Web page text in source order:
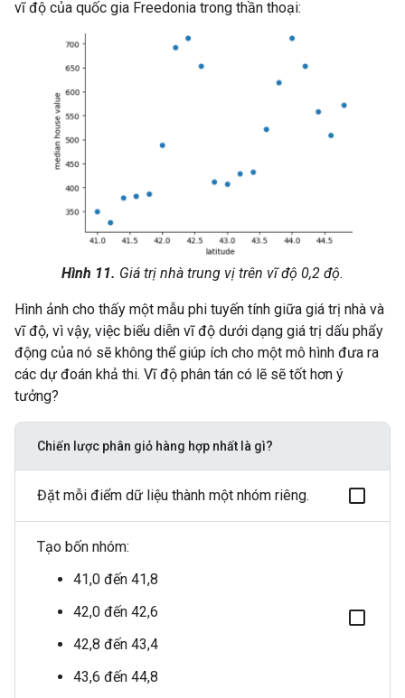
vĩ độ của quốc gia Freedonia trong thần thoại:
Hình 11. Giá trị nhà trung vị trên vĩ độ 0,2 độ.
Hình ảnh cho thấy một mẫu phi tuyến tính giữa giá trị nhà và
vĩ độ, vì vậy, việc biểu diễn vĩ độ dưới dạng giá trị dấu phẩy
động của nó sẽ không thể giúp ích cho một mô hình đưa ra
các dự đoán khả thi. Vĩ độ phân tán có lẽ sẽ tốt hơn ý
tưởng?
Chiến lược phân giỏ hàng hợp nhất là gì?
Đặt mỗi điểm dữ liệu thành một nhóm riêng.
Tạo bốn nhóm:
41,0 đến 41,8
42,0 đến 42,6
42,8 đến 43,4
43,6 đến 44,8